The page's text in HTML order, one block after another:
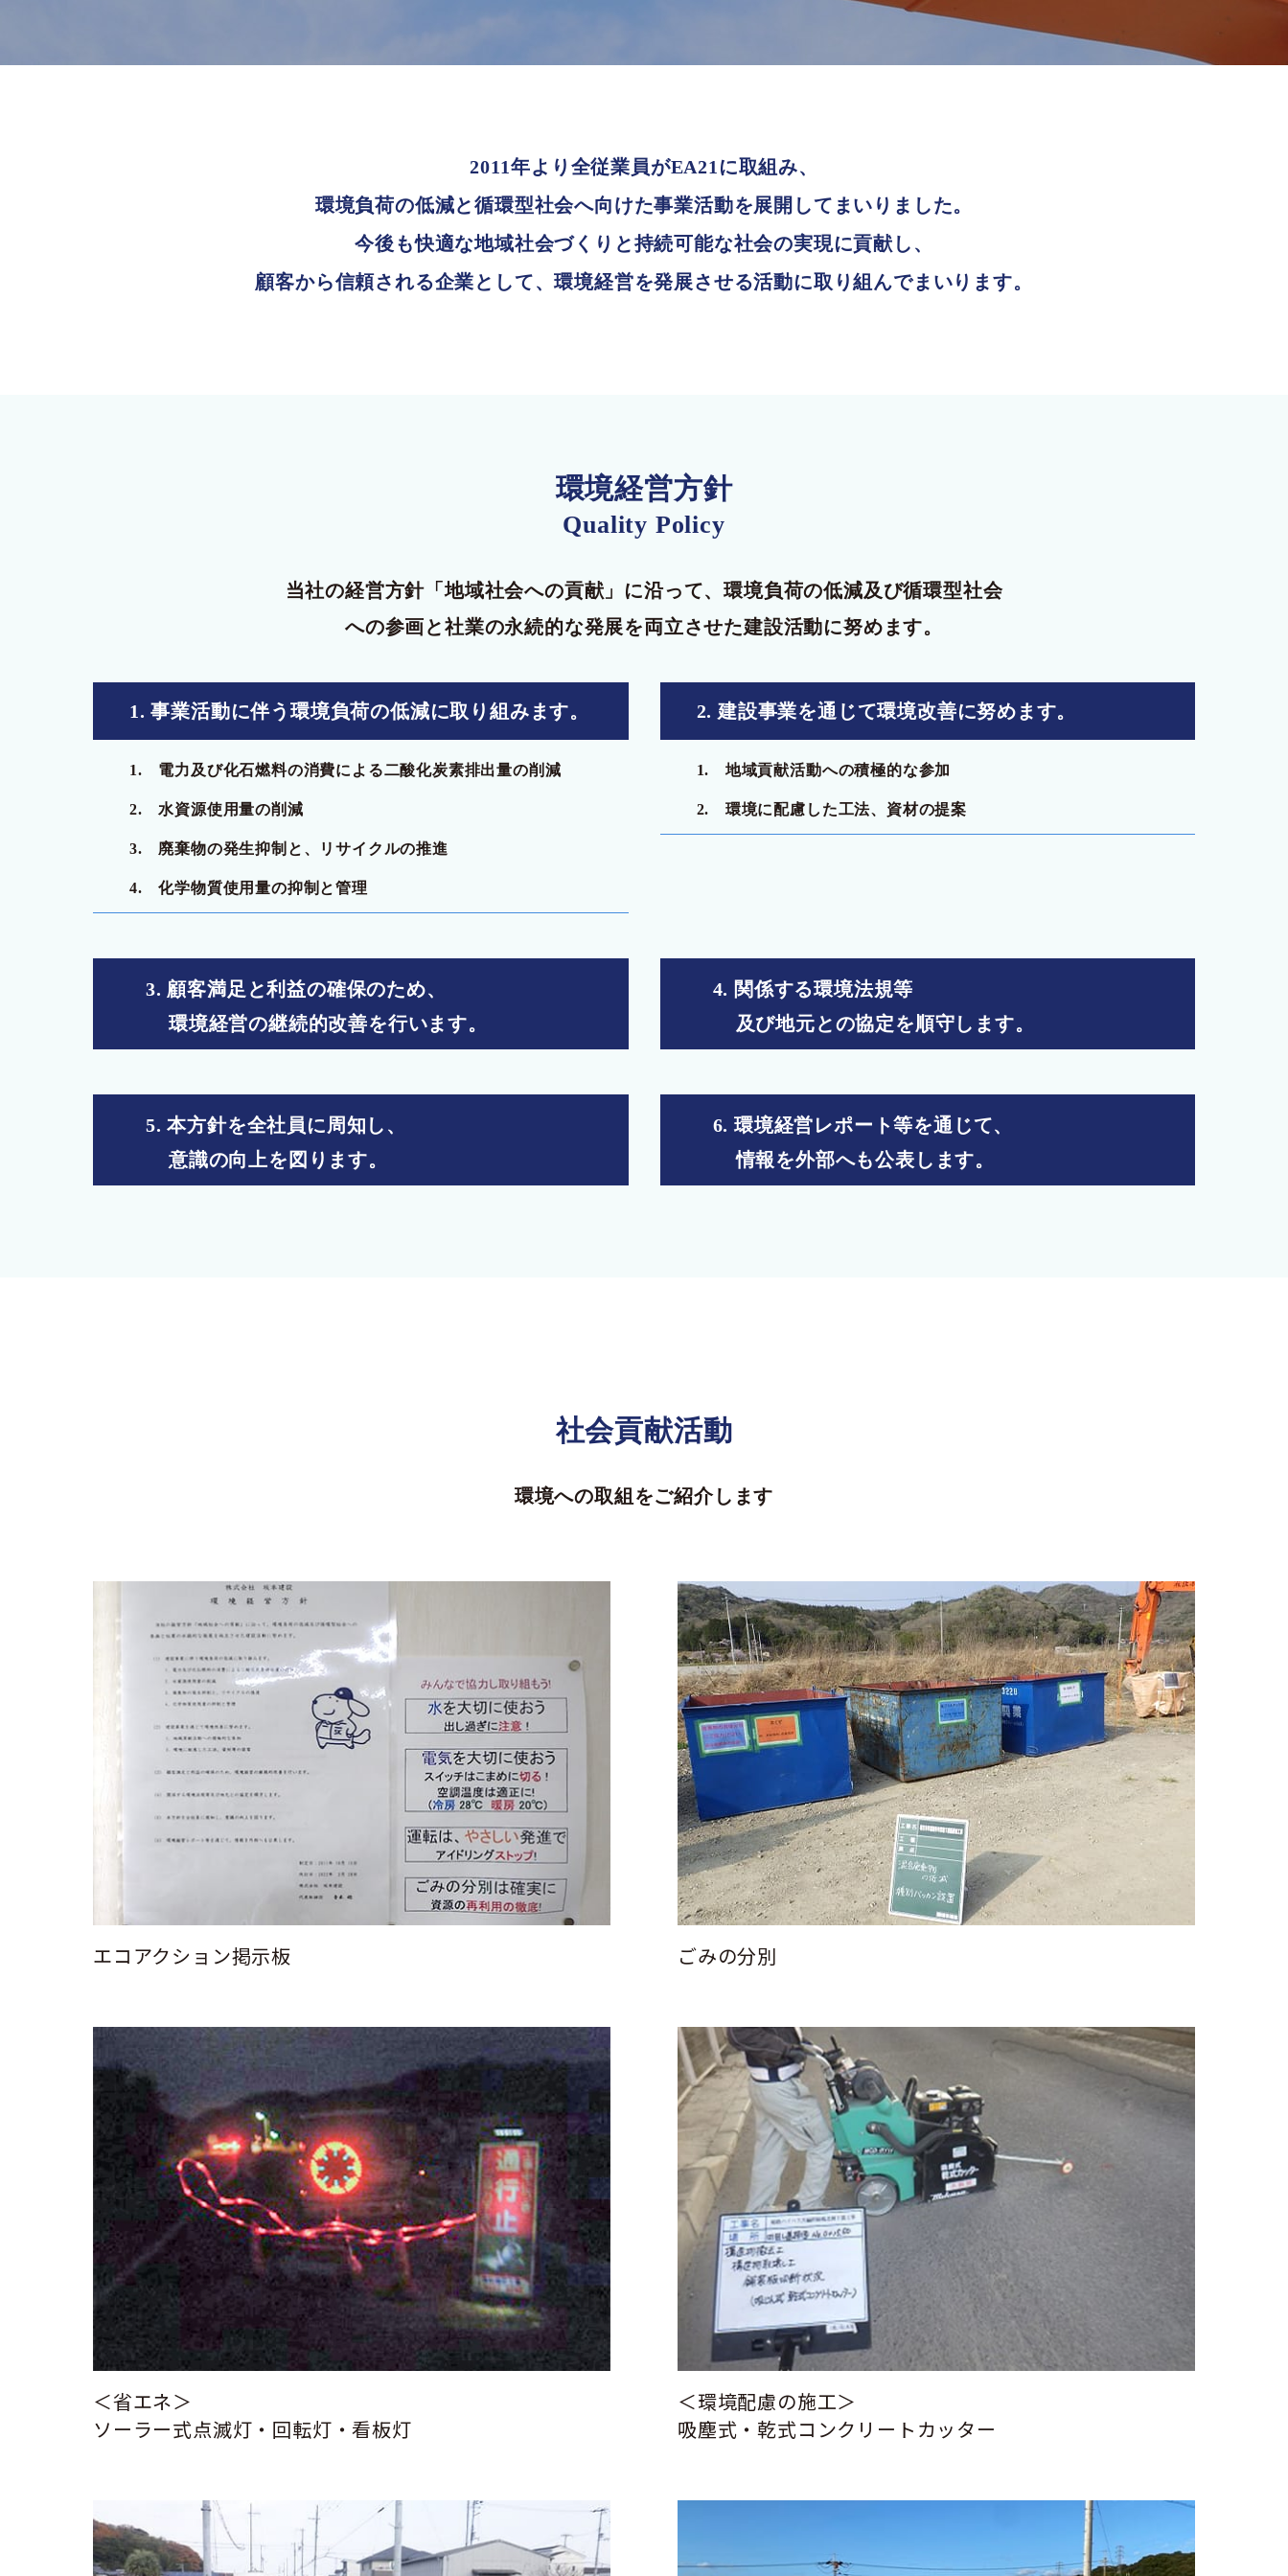
2011年より全従業員がEA21に取組み、
環境負荷の低減と循環型社会へ向けた事業活動を展開してまいりました。
今後も快適な地域社会づくりと持続可能な社会の実現に貢献し、
顧客から信頼される企業として、環境経営を発展させる活動に取り組んでまいります。
環境経営方針
Quality Policy
当社の経営方針 「地域社会への貢献」に沿って、環境負荷の低減及び循環型社会
への参画と社業の永続的な発展を両立させた建設活動に努めます。
1. 事業活動に伴う環境負荷の低減に取り組みます。
1. 電力及び化石燃料の消費による二酸化炭素排出量の削減
2. 水資源使用量の削減
3. 廃棄物の発生抑制と、リサイクルの推進
4. 化学物質使用量の抑制と管理
2. 建設事業を通じて環境改善に努めます。
1. 地域貢献活動への積極的な参加
2. 環境に配慮した工法、資材の提案
3. 顧客満足と利益の確保のため、
環境経営の継続的改善を行います。
4. 関係する環境法規等
及び地元との協定を順守します。
5. 本方針を全社員に周知し、
意識の向上を図ります。
6. 環境経営レポート等を通じて、
情報を外部へも公表します。
社会貢献活動
環境への取組をご紹介します
エコアクション掲示板 ごみの分別
＜省エネ＞
ソーラー式点滅灯・回転灯・看板灯
＜環境配慮の施工＞
吸塵式・乾式コンクリートカッター